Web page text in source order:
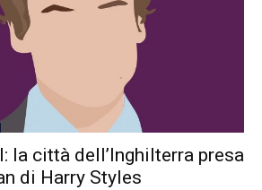
la città dell’Inghilterra presa
di Harry Styles